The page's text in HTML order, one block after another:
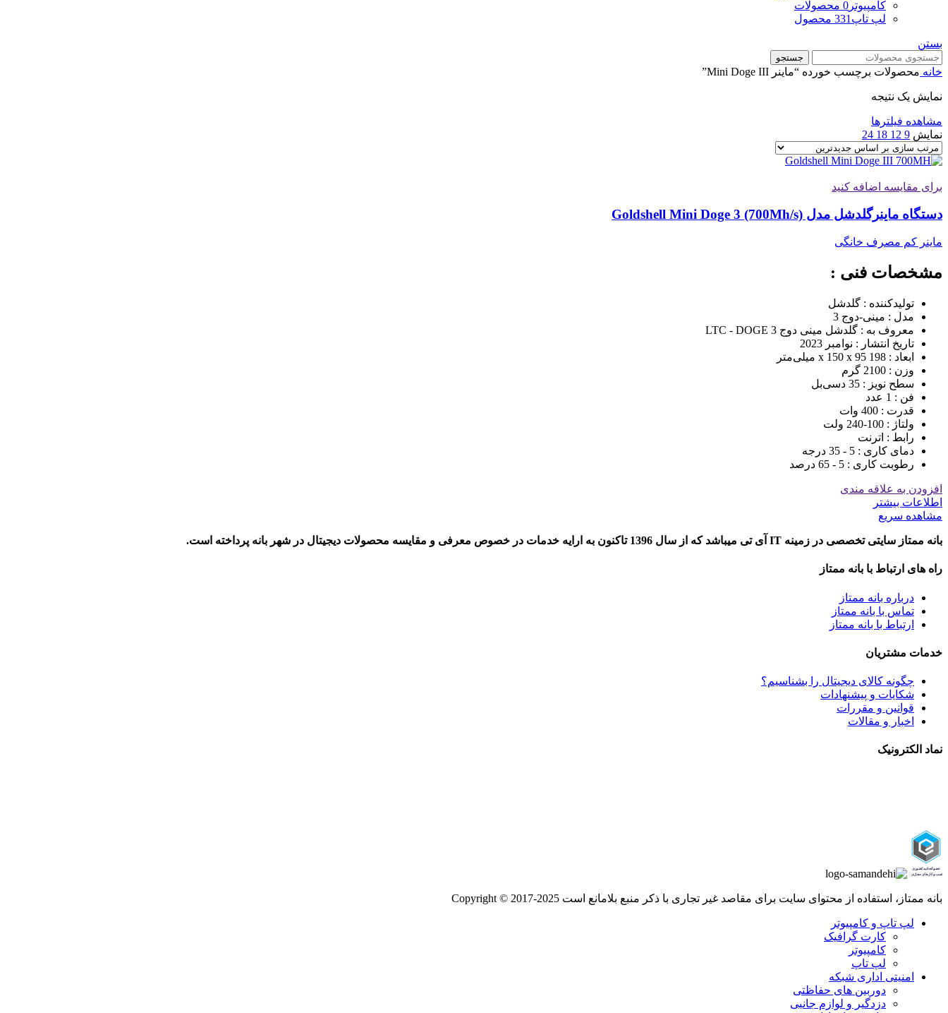
کامپیوتر 0 محصولات
لپ تاپ 331 محصول
بستن
جستجو
خانه محصولات برچسب خورده “ماینر Mini Doge III”
نمایش یک نتیجه
مشاهده فیلترها
نمایش 9
12
18
24
برای مقایسه اضافه کنید
دستگاه ماینرگلدشل مدل Goldshell Mini Doge 3 (700Mh/s)
ماینر کم مصرف خانگی
مشخصات فنی :
تولیدکننده : گلدشل
مدل : مینی-دوج 3
معروف به : گلدشل مینی دوج 3 LTC - DOGE
تاریخ انتشار : نوامبر 2023
ابعاد : 198 x 150 x 95 میلی‌متر
وزن : 2100 گرم
سطح نویز : 35 دسی‌بل
فن : 1 عدد
قدرت : 400 وات
ولتاژ : 100-240 ولت
رابط : اترنت
دمای کاری : 5 - 35 درجه
رطوبت کاری : 5 - 65 درصد
افزودن به علاقه مندی
اطلاعات بیشتر
مشاهده سریع
بانه ممتاز سایتی تخصصی در زمینه IT آی تی میباشد که از سال 1396 تاکنون به ارایه خدمات در خصوص معرفی و مقایسه محصولات دیجیتال در شهر بانه پرداخته است.
راه های ارتباط با بانه ممتاز
درباره بانه ممتاز
تماس با بانه ممتاز
ارتباط با بانه ممتاز
خدمات مشتریان
چگونه کالای دیجیتال را بشناسیم؟
شکایات و پیشنهادات
قوانین و مقررات
اخبار و مقالات
نماد الکترونیک
بانه ممتاز، استفاده از محتوای سایت برای مقاصد غیر تجاری با ذکر منبع بلامانع است Copyright © 2017-2025
لپ تاپ و کامپیوتر
کارت گرافیک
کامپیوتر
لپ تاپ
امنیتی اداری شبکه
دوربین های حفاظتی
دزدگیر و لوازم جانبی